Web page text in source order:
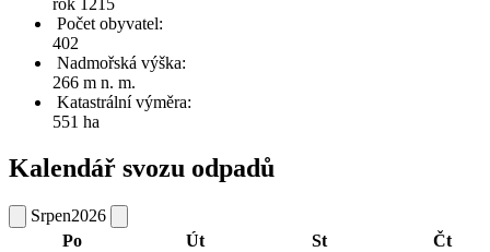
rok 1215
Počet obyvatel:
402
Nadmořská výška:
266 m n. m.
Katastrální výměra:
551 ha
Kalendář svozu odpadů
Srpen2026
Po
Út St
Čt